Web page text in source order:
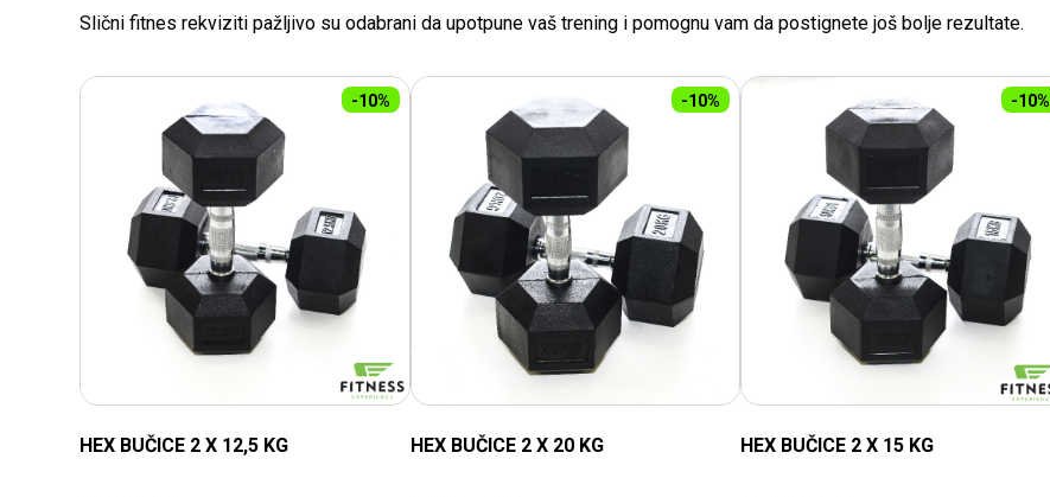
Slični fitnes rekviziti pažljivo su odabrani da upotpune vaš trening i pomognu vam da postignete još bolje rezultate.
-10%
HEX BUČICE 2 X 12,5 KG
-10%
HEX BUČICE 2 X 20 KG
-10%
HEX BUČICE 2 X 15 KG